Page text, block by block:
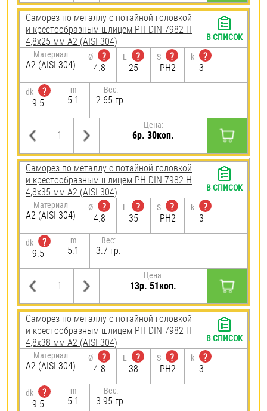
Саморез по металлу с потайной головкой
и крестообразным шлицем PH DIN 7982 H
4,8х25 мм А2 (AISI 304)
Материал
А2 (AISI 304)
Ø
?
4.8
L
?
25
S
?
PH2
k
?
3
dk
?
9.5
m
5.1
Вес:
2.65 гр.
Цена:
6р. 30коп.
В СПИСОК
Саморез по металлу с потайной головкой
и крестообразным шлицем PH DIN 7982 H
4,8х35 мм А2 (AISI 304)
Материал
А2 (AISI 304)
Ø
?
4.8
L
?
35
S
?
PH2
k
?
3
dk
?
9.5
m
5.1
Вес:
3.7 гр.
Цена:
13р. 51коп.
В СПИСОК
Саморез по металлу с потайной головкой
и крестообразным шлицем PH DIN 7982 H
4,8х38 мм А2 (AISI 304)
Материал
А2 (AISI 304)
Ø
?
4.8
L
?
38
S
?
PH2
k
?
3
dk
?
9.5
m
5.1
Вес:
3.95 гр.
В СПИСОК